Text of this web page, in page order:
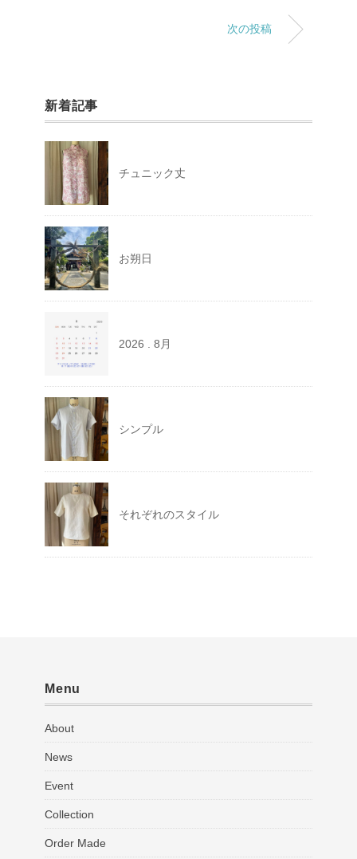
次の投稿
新着記事
チュニック丈
お朔日
2026 . 8月
シンプル
それぞれのスタイル
Menu
About
News
Event
Collection
Order Made